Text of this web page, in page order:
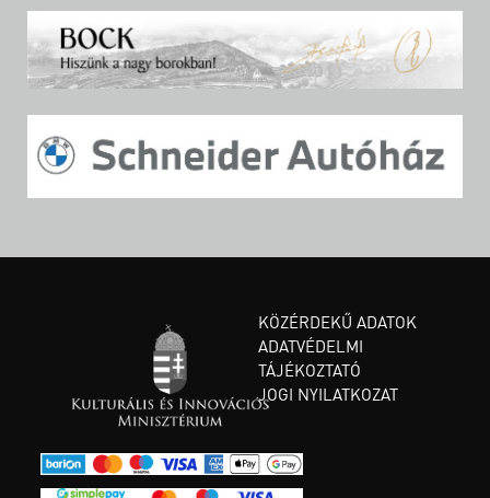
KÖZÉRDEKŰ ADATOK
ADATVÉDELMI
TÁJÉKOZTATÓ
JOGI NYILATKOZAT